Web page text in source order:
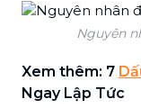
Nguyên
Xem thêm: 7
Ngay Lập Tức